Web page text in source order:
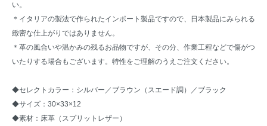
い。
＊イタリアの製法で作られたインポート製品ですので、日本製品にみられる
緻密な仕上がりではありません。
＊革の風合いや温かみの残るお品物ですが、その分、作業工程などで傷がつ
いたりする場合もございます。特性をご理解のうえご注文ください。
◆セレクトカラー：シルバー／ブラウン（スエード調）／ブラック
◆サイズ：30×33×12
◆素材：床革（スプリットレザー）